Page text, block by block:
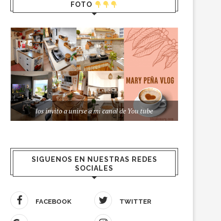
FOTO
los invito a unirse a mi canal de You tube
SIGUENOS EN NUESTRAS REDES
SOCIALES
FACEBOOK TWITTER